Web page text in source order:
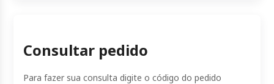
Consultar pedido
Para fazer sua consulta digite o código do pedido